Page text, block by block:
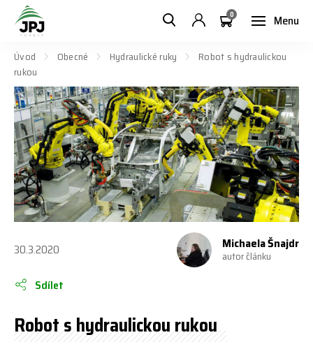
Menu
0
Úvod Obecné Hydraulické ruky
Robot s hydraulickou
rukou
30.3.2020
Sdílet
Michaela Šnajdr
autor článku
Robot s hydraulickou rukou